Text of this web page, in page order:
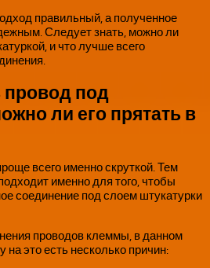
правильный, а полученное
Следует знать, можно ли
и что лучше всего
провод под
ли его прятать в
всего именно скруткой. Тем
именно для того, чтобы
соединение под слоем штукатурки
проводов клеммы, в данном
на это есть несколько причин: